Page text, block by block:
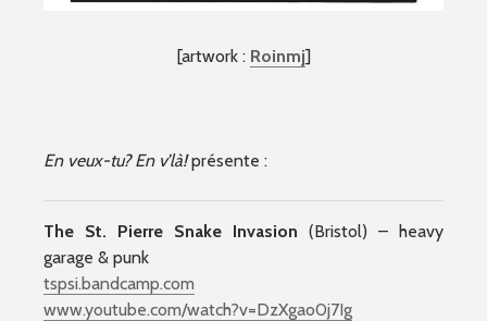
[artwork : Roinmj]
En veux-tu? En v’là!présente :
The St. Pierre Snake Invasion (Bristol) – heavy
garage & punk
tspsi.bandcamp.com
www.youtube.com/watch?v=DzXgao0j7Ig